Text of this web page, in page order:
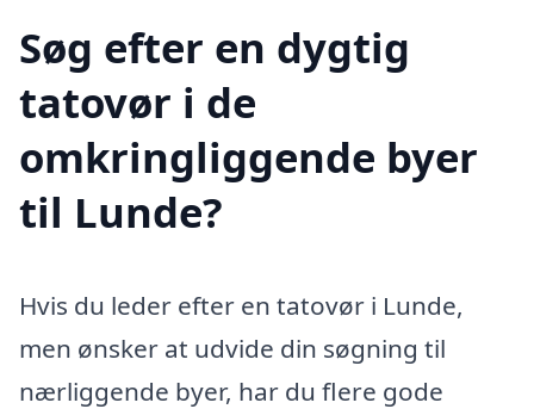
Søg efter en dygtig
tatovør i de
omkringliggende byer
til Lunde?
Hvis du leder efter en tatovør i Lunde,
men ønsker at udvide din søgning til
nærliggende byer, har du flere gode